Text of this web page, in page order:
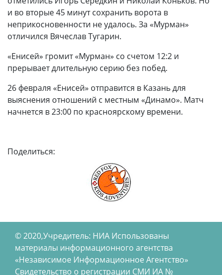
и во вторые 45 минут сохранить ворота в
неприкосновенности не удалось. За «Мурман»
отличился Вячеслав Тугарин.
«Енисей» громит «Мурман» со счетом 12:2 и
прерывает длительную серию без побед.
26 февраля «Енисей» отправится в Казань для
выяснения отношений с местным «Динамо». Матч
начнется в 23:00 по красноярскому времени.
Поделиться:
© 2020,Учредитель: НИА Использованы
материалы информационного агентства
«Независимое Информационное Агентство»
Свидетельство о регистрации СМИ ИА №